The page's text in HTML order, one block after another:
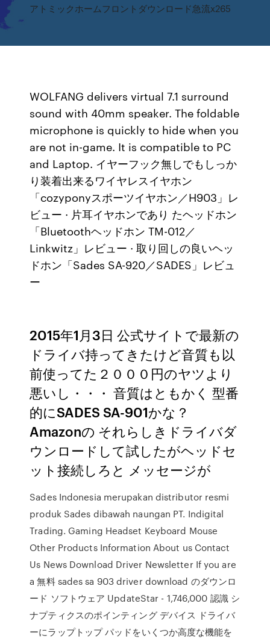
アトミックホームフロントダウンロード急流x265
WOLFANG delivers virtual 7.1 surround
sound with 40mm speaker. The foldable
microphone is quickly to hide when you
are not in-game. It is compatible to PC
and Laptop. イヤーフック無しでもしっか
り装着出来るワイヤレスイヤホン
「cozyponyスポーツイヤホン／H903」レ
ビュー · 片耳イヤホンであり たヘッドホン
「Bluetoothヘッドホン TM-012／
Linkwitz」レビュー · 取り回しの良いヘッ
ドホン「Sades SA-920／SADES」レビュ
ー
2015年1月3日 公式サイトで最新の
ドライバ持ってきたけど音質も以
前使ってた２０００円のヤツより
悪いし・・・ 音質はともかく 型番
的にSADES SA-901かな？
Amazonの それらしきドライバダ
ウンロードして試したがヘッドセ
ット接続しろと メッセージが
Sades Indonesia merupakan distributor resmi
produk Sades dibawah naungan PT. Indigital
Trading. Gaming Headset Keyboard Mouse
Other Products Information About us Contact
Us News Download Driver Newsletter If you are
a 無料 sades sa 903 driver download のダウンロ
ード ソフトウェア UpdateStar - 1,746,000 認識 シ
ナプティクスのポインティング デバイス ドライバ
ーにラップトップ パッドをいくつか高度な機能を